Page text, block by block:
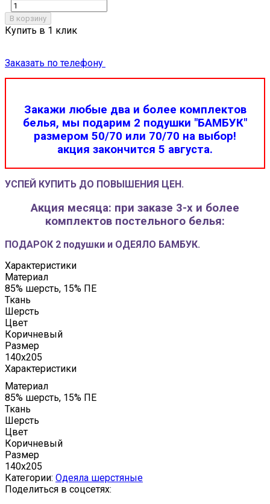
В корзину
Купить в 1 клик
Заказать по телефону
Закажи любые два и более комплектов
белья, мы подарим 2 подушки "БАМБУК"
размером 50/70 или 70/70 на выбор!
акция закончится 5 августа.
УСПЕЙ КУПИТЬ ДО ПОВЫШЕНИЯ ЦЕН.
Акция месяца: при заказе 3-х и более
комплектов постельного белья:
ПОДАРОК 2 подушки и ОДЕЯЛО БАМБУК.
Характеристики
Материал
85% шерсть, 15% ПЕ
Ткань
Шерсть
Цвет
Коричневый
Размер
140x205
Характеристики
Материал
85% шерсть, 15% ПЕ
Ткань
Шерсть
Цвет
Коричневый
Размер
140x205
Категории: Одеяла шерстяные
Поделиться в соцсетях: